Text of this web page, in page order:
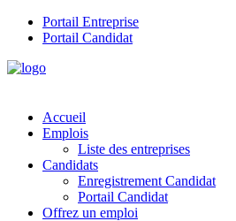
Portail Entreprise
Portail Candidat
Accueil
Emplois
Liste des entreprises
Candidats
Enregistrement Candidat
Portail Candidat
Offrez un emploi